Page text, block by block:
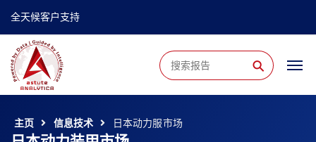
全天候客户支持
⚲
主页 信息技术 日本动力服市场